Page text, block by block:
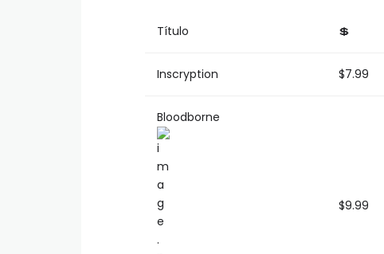
Título 💲
Inscryption $7.99
Bloodborne
$9.99